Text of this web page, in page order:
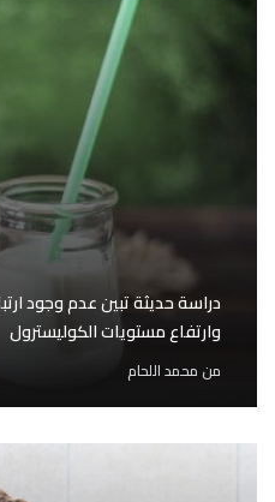
دراسة حديثة تبين عدم وجود
وارتفاع مستويات الكوليسترول
من محمد اللحام